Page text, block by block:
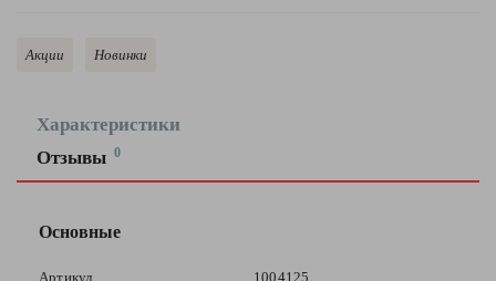
Акции Новинки
Характеристики
Отзывы 0
Основные
Артикул 1004125
Оставить
отзыв
Ваша